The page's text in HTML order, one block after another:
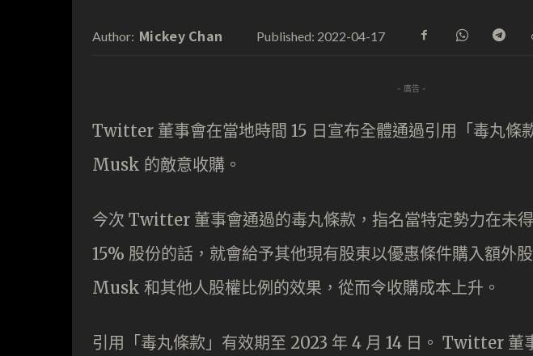
Author: Mickey Chan Published: 2022-04-17
- 廣告 -
Twitter 董事會在當地時間 15 日宣布全體通過引用「毒丸條
Musk 的敵意收購。
今次 Twitter 董事會通過的毒丸條款，指名當特定勢力在未
15% 股份的話，就會給予其他現有股東以優惠條件購入額外
Musk 和其他人股權比例的效果，從而令收購成本上升。
引用「毒丸條款」有效期至 2023 年 4 月 14 日。 Twitter 董